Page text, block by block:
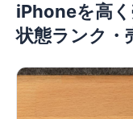
iPhoneを高く
状態ランク・